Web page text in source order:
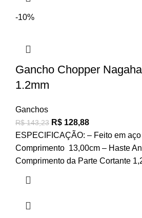
-10%
Gancho Chopper
1.2mm
Ganchos
R$143,23 R$ 128,88
ESPECIFICAÇÃO: – Feito em
Comprimento 13,00cm – Haste
Comprimento da Parte Cortante